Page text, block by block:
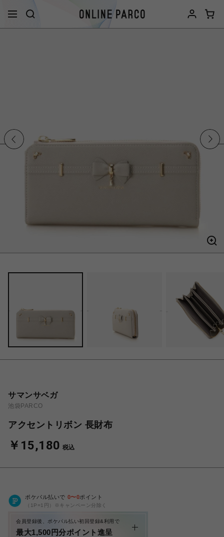
サマンサベガ
池袋PARCO
アクセントリボン 長財布
￥15,180 税込
ポケパル払いで 0〜0ポイント
（1P=1円）※キャンペーン分除く
会員登録後、ポケパル払い初回登録&利用で
最大1,500円分ポイント進呈